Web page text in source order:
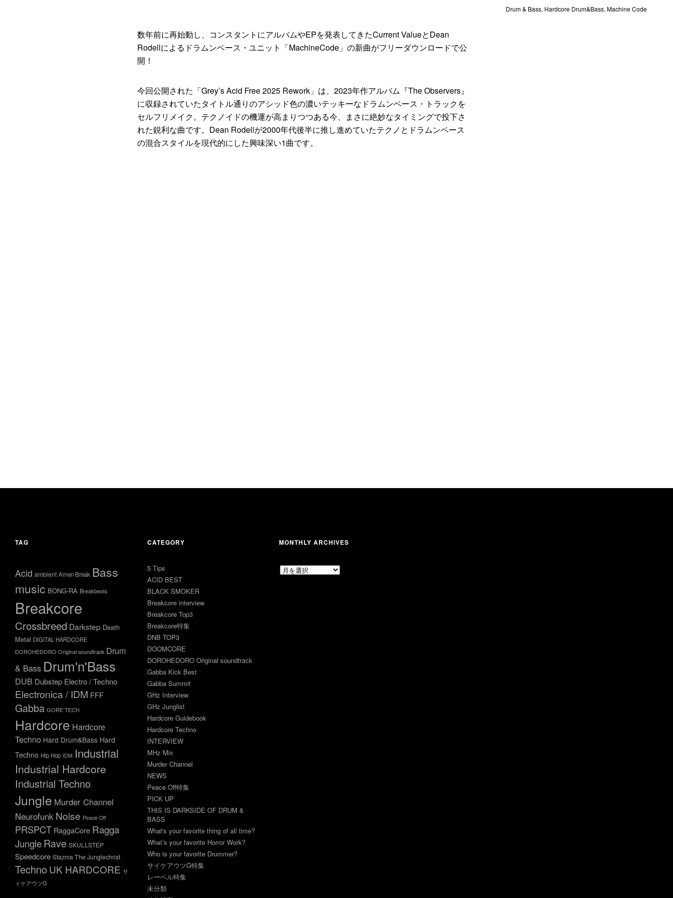
Drum & Bass, Hardcore Drum&Bass, Machine Code
数年前に再始動し、コンスタントにアルバムやEPを発表してきたCurrent ValueとDean
Rodellによるドラムンベース・ユニット「MachineCode」の新曲がフリーダウンロードで公
開！
今回公開された「Grey’s Acid Free 2025 Rework」は、2023年作アルバム『The Observers』
に収録されていたタイトル通りのアシッド色の濃いテッキーなドラムンベース・トラックを
セルフリメイク。テクノイドの機運が高まりつつある今、まさに絶妙なタイミングで投下さ
れた鋭利な曲です。Dean Rodellが2000年代後半に推し進めていたテクノとドラムンベース
の混合スタイルを現代的にした興味深い1曲です。
TAG
Acid ambient Amen Break Bass
music BONG-RA Breakbeats
Breakcore
Crossbreed Darkstep Death
Metal DIGITAL HARDCORE
DOROHEDORO Original soundtrack Drum
& Bass Drum'n'Bass
DUB Dubstep Electro / Techno
Electronica / IDM FFF
Gabba GORE TECH
Hardcore Hardcore
Techno Hard Drum&Bass Hard
Techno Hip Hop IDM Industrial
Industrial Hardcore
Industrial Techno
Jungle Murder Channel
Neurofunk Noise Peace Off
PRSPCT RaggaCore Ragga
JungleRave SKULLSTEP
Speedcore Stazma The Junglechrist
TechnoUK HARDCORE サ
イケアウツG
CATEGORY
5 Tips
ACID BEST
BLACK SMOKER
Breakcore interview
Breakcore Top3
Breakcore特集
DNB TOP3
DOOMCORE
DOROHEDORO Original soundtrack
Gabba Kick Best
Gabba Summit
GHz Interview
GHz Junglist
Hardcore Guidebook
Hardcore Techno
INTERVIEW
MHz Mix
Murder Channel
NEWS
Peace Off特集
PICK UP
THIS IS DARKSIDE OF DRUM &
BASS
What's your favorite thing of all time?
What’s your favorite Horror Work?
Who is your favorite Drummer?
サイケアウツG特集
レーベル特集
未分類
MONTHLY ARCHIVES
MONTHLY